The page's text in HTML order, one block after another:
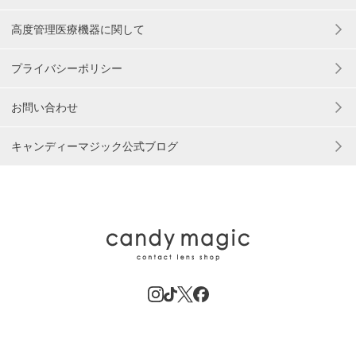
高度管理医療機器に関して
プライバシーポリシー
お問い合わせ
キャンディーマジック公式ブログ